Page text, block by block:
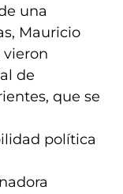
una
Mauricio
vieron
de
que se
política